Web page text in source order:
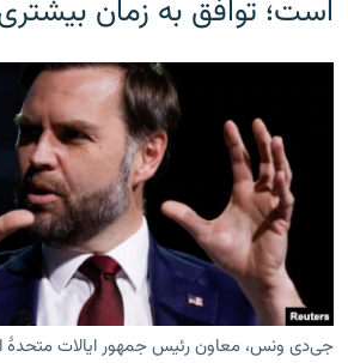
است؛ توافق به زمان بیشتری
جی‌دی ونس، معاون رئیس جمهور ایالات متحدۀ